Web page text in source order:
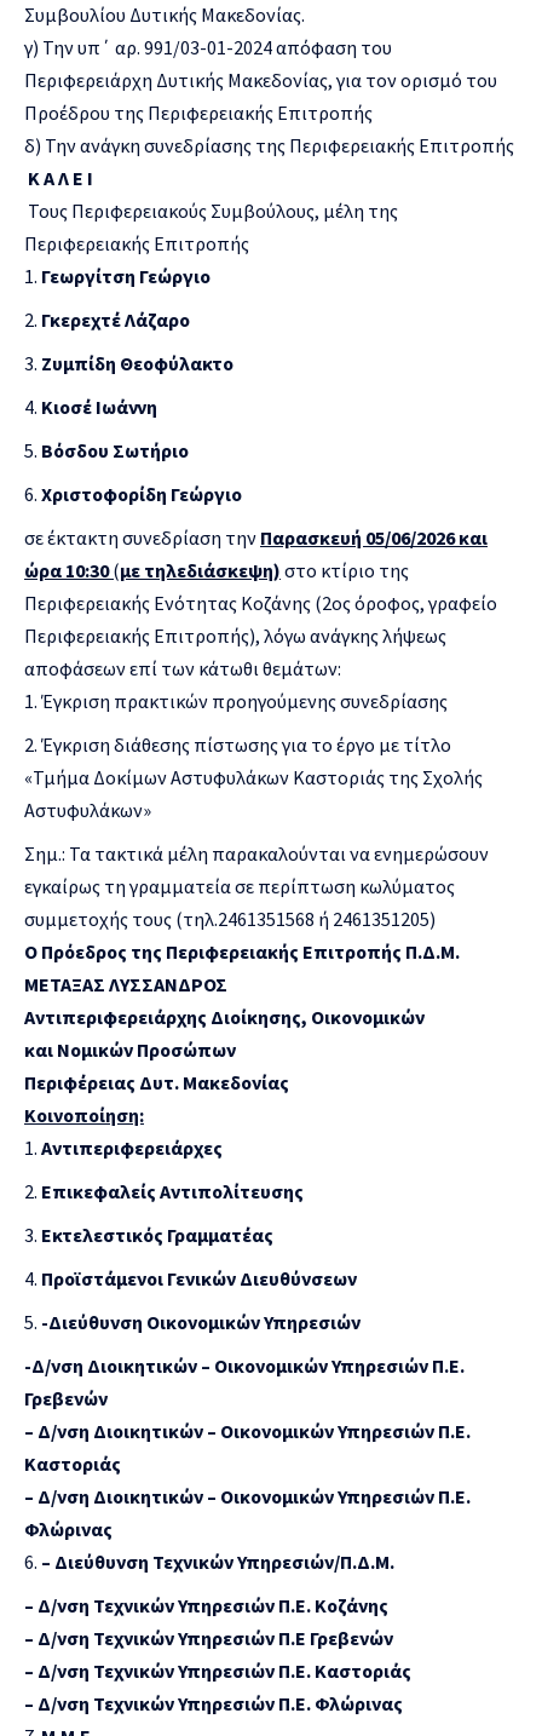
Συμβουλίου Δυτικής Μακεδονίας.
γ) Την υπ΄ αρ. 991/03-01-2024 απόφαση του
Περιφερειάρχη Δυτικής Μακεδονίας, για τον ορισμό του
Προέδρου της Περιφερειακής Επιτροπής
δ) Την ανάγκη συνεδρίασης της Περιφερειακής Επιτροπής
Κ Α Λ Ε Ι
Τους Περιφερειακούς Συμβούλους, μέλη της
Περιφερειακής Επιτροπής
Γεωργίτση Γεώργιο
Γκερεχτέ Λάζαρο
Ζυμπίδη Θεοφύλακτο
Κιοσέ Ιωάννη
Βόσδου Σωτήριο
Χριστοφορίδη Γεώργιο
σε έκτακτη συνεδρίαση την Παρασκευή 05/06/2026 και
ώρα 10:30(με τηλεδιάσκεψη) στο κτίριο της
Περιφερειακής Ενότητας Κοζάνης (2ος όροφος, γραφείο
Περιφερειακής Επιτροπής), λόγω ανάγκης λήψεως
αποφάσεων επί των κάτωθι θεμάτων:
Έγκριση πρακτικών προηγούμενης συνεδρίασης
Έγκριση διάθεσης πίστωσης για το έργο με τίτλο
«Τμήμα Δοκίμων Αστυφυλάκων Καστοριάς της Σχολής
Αστυφυλάκων»
Σημ.: Τα τακτικά μέλη παρακαλούνται να ενημερώσουν
εγκαίρως τη γραμματεία σε περίπτωση κωλύματος
συμμετοχής τους (τηλ.2461351568 ή 2461351205)
Ο Πρόεδρος της Περιφερειακής Επιτροπής Π.Δ.Μ.
ΜΕΤΑΞΑΣ ΛΥΣΣΑΝΔΡΟΣ
Αντιπεριφερειάρχης Διοίκησης, Οικονομικών
και Νομικών Προσώπων
Περιφέρειας Δυτ. Μακεδονίας
Κοινοποίηση:
Αντιπεριφερειάρχες
Επικεφαλείς Αντιπολίτευσης
Εκτελεστικός Γραμματέας
Προϊστάμενοι Γενικών Διευθύνσεων
-Διεύθυνση Οικονομικών Υπηρεσιών
-Δ/νση Διοικητικών – Οικονομικών Υπηρεσιών Π.Ε.
Γρεβενών
– Δ/νση Διοικητικών – Οικονομικών Υπηρεσιών Π.Ε.
Καστοριάς
– Δ/νση Διοικητικών – Οικονομικών Υπηρεσιών Π.Ε.
Φλώρινας
– Διεύθυνση Τεχνικών Υπηρεσιών/Π.Δ.Μ.
– Δ/νση Τεχνικών Υπηρεσιών Π.Ε. Κοζάνης
– Δ/νση Τεχνικών Υπηρεσιών Π.Ε Γρεβενών
– Δ/νση Τεχνικών Υπηρεσιών Π.Ε. Καστοριάς
– Δ/νση Τεχνικών Υπηρεσιών Π.Ε. Φλώρινας